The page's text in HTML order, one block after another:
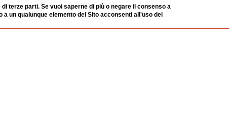
Videoparlamento
Istituzioni
Dibattiti
terze parti. Se vuoi saperne di più o negare il consenso a
a un qualunque elemento del Sito acconsenti all'uso dei